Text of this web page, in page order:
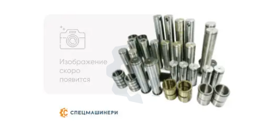
3D тур по производству
3D тур по складам
sksale@skdst.ru